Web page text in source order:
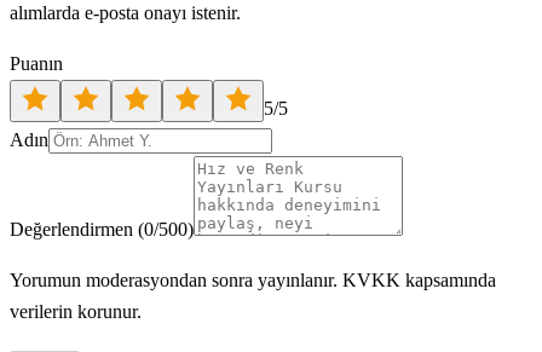
alımlarda e-posta onayı istenir.
Puanın
5/5
Adın
Değerlendirmen (0/500)
Yorumun moderasyondan sonra yayınlanır. KVKK kapsamında
verilerin korunur.